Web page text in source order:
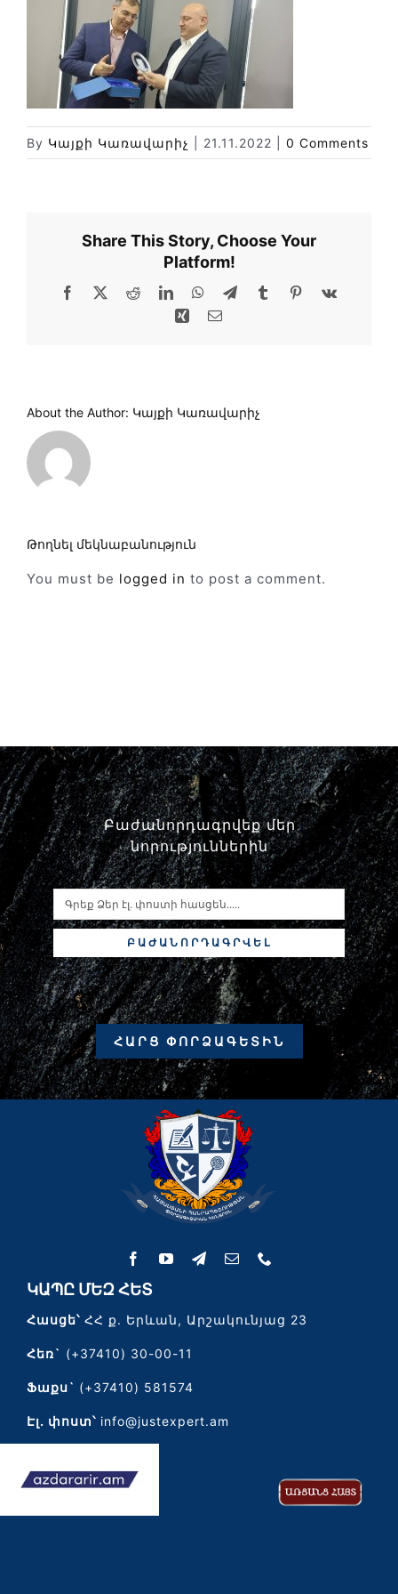
Փորձաքննությունների տեսակները
Նորություններ
Գրադարան
Կայքի քարտեզ
By Կայքի Կառավարիչ 21.11.2022 0 Comments
Share This Story, Choose Your
Platform!
Facebook Reddit LinkedInWhatsAppTelegram
TumblrPinterest
Xing
About the Author: Կայքի Կառավարիչ
Թողնել մեկնաբանություն
You must be logged in to post a comment.
Բաժանորդագրվեք մեր
նորություններին
ԲԱԺԱՆՈՐԴԱԳՐՎԵԼ
ՀԱՐՑ ՓՈՐՁԱԳԵՏԻՆ
ԿԱՊԸ ՄԵԶ ՀԵՏ
Հասցե՝ՀՀ ք. Երևան, Արշակունյաց 23
Հեռ` (+37410) 30-00-11
Ֆաքս` (+37410) 581574
Էլ․ փոստ՝ info@justexpert.am